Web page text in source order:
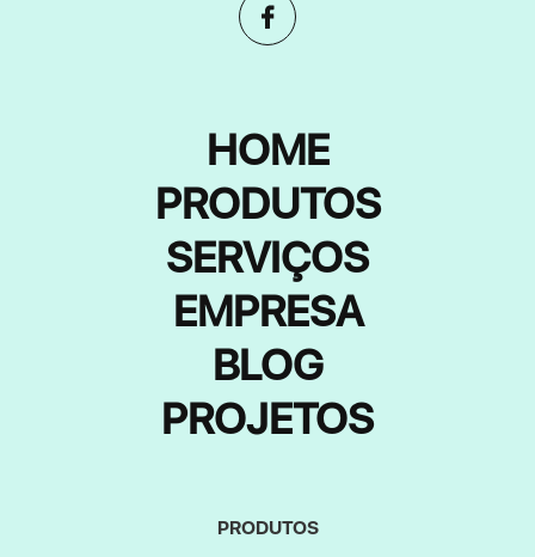
HOME
PRODUTOS
SERVIÇOS
EMPRESA
BLOG
PROJETOS
PRODUTOS